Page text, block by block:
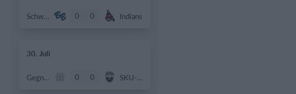
Schwechat Blue Bats 0 0 Indians
30. Juli
Gegner 0 0 SKU-AMA